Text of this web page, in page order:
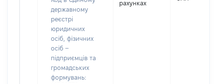
державному
реєстрі
юридичних
осіб, фізичних
осіб –
підприємців та
громадських
формувань:
рахунках